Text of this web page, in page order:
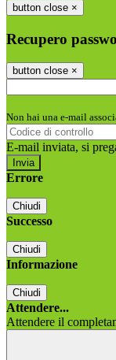
button close ×
Recupero
button close ×
Non hai una e-mail
E-mail inviata, si
Errore
Chiudi
Successo
Chiudi
Informazione
Chiudi
Attendere...
Attendere il